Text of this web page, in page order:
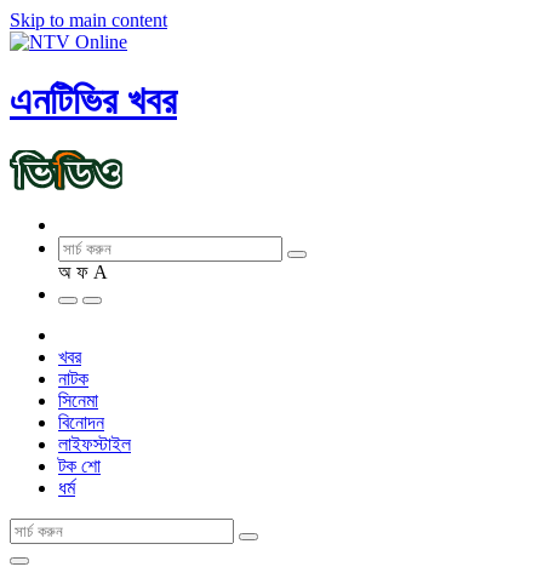
Skip to main content
এনটিভির খবর
অ ফ A
খবর
নাটক
সিনেমা
বিনোদন
লাইফস্টাইল
টক শো
ধর্ম